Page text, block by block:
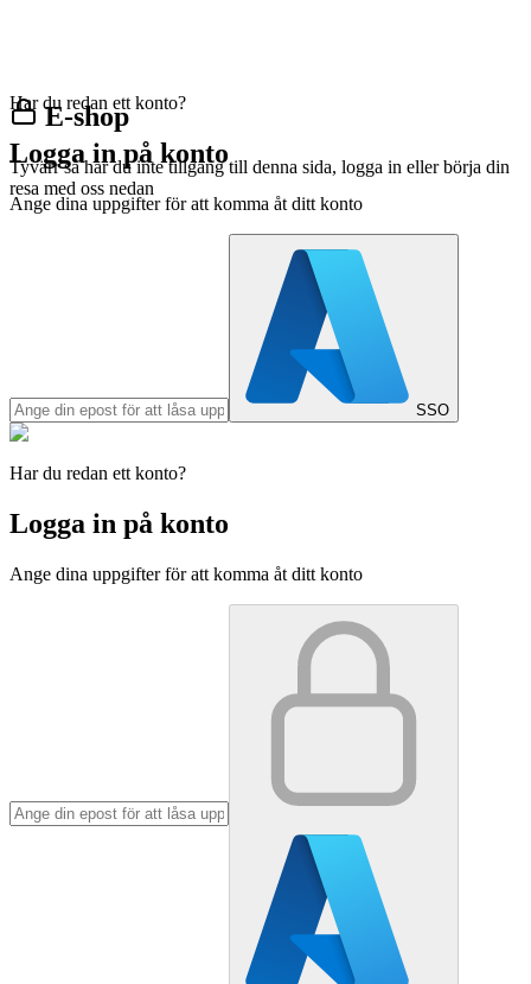
E-shop
Tyvärr så har du inte tillgång till denna sida, logga in eller börja din
resa med oss nedan
Har du redan ett konto?
Logga in på konto
Ange dina uppgifter för att komma åt ditt konto
SSO
Har du redan ett konto?
Logga in på konto
Ange dina uppgifter för att komma åt ditt konto